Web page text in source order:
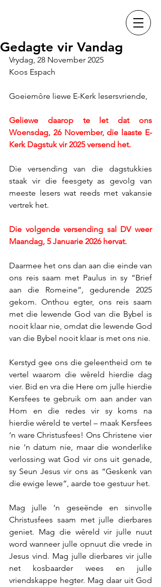
Gedagte vir Vandag
Vrydag, 28 November 2025
Koos Espach
Goeiemôre liewe E-Kerk lesersvriende,
Geliewe daarop te let dat ons
Woensdag, 26 November, die laaste E-
Kerk Dagstuk vir 2025 versend het.
Die versending van die dagstukkies
staak vir die feesgety as gevolg van
meeste lesers wat reeds met vakansie
vertrek het.
Die volgende versending sal DV weer
Maandag, 5 Januarie 2026 hervat.
Daarmee het ons dan aan die einde van
ons reis saam met Paulus in sy “Brief
aan die Romeine”, gedurende 2025
gekom. Onthou egter, ons reis saam
met die lewende God van die Bybel is
nooit klaar nie, omdat die lewende God
van die Bybel nooit klaar is met ons nie.
Kerstyd gee ons die geleentheid om te
vertel waarom die wêreld hierdie dag
vier. Bid en vra die Here om julle hierdie
Kersfees te gebruik om aan ander van
Hom en die redes vir sy koms na
hierdie wêreld te vertel – maak Kersfees
‘n ware Christusfees! Ons Christene vier
nie ‘n datum nie, maar die wonderlike
verlossing wat God vir ons uit genade,
sy Seun Jesus vir ons as “Geskenk van
die ewige lewe”, aarde toe gestuur het.
Mag julle ‘n geseënde en sinvolle
Christusfees saam met julle dierbares
geniet. Mag die wêreld vir julle nuut
word wanneer julle opnuut die vrede in
Jesus vind. Mag julle dierbares vir julle
net kosbaarder wees en julle
vriendskappe hegter. Mag daar uit God